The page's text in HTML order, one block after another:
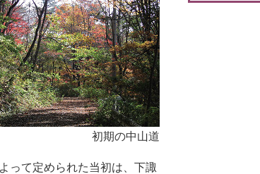
初期の中山道
って定められた当初は、下諏